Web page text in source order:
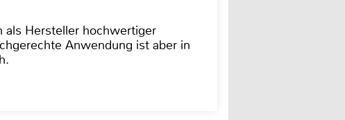
als Hersteller hochwertiger
Anwendung ist aber in